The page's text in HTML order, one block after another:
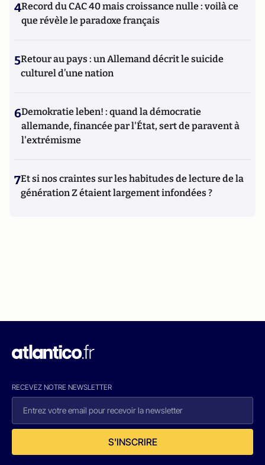
4Record du CAC 40 mais croissance nulle : voilà ce
que révèle le paradoxe français
5Retour au pays : un Allemand décrit le suicide
culturel d’une nation
6Demokratie leben! : quand la démocratie
allemande, financée par l'État, sert de paravent à
l'extrémisme
7Et si nos craintes sur les habitudes de lecture de la
génération Z étaient largement infondées ?
RECEVEZ NOTRE NEWSLETTER
S'INSCRIRE